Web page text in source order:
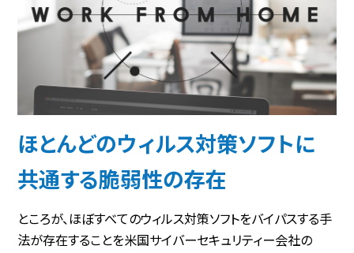
ほとんどのウィルス対策ソフトに
共通する脆弱性の存在
ところが、ほぼすべてのウィルス対策ソフトをバイパスする手
法が存在することを米国サイバーセキュリティー会社の